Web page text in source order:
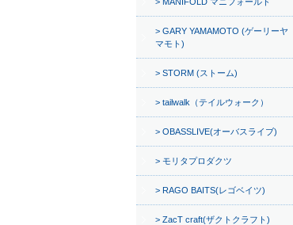
GARY YAMAMOTO (ゲーリーヤ
マモト)
STORM (ストーム)
tailwalk（テイルウォーク）
OBASSLIVE(オーバスライブ)
モリタプロダクツ
RAGO BAITS(レゴベイツ)
ZacT craft(ザクトクラフト)